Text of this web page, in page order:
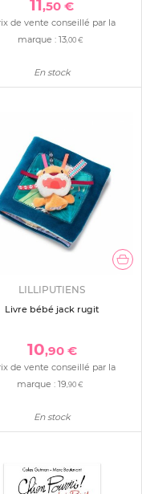
11,50 €
de vente conseillé par la
marque : 13,00 €
En stock
LILLIPUTIENS
Livre bébé jack rugit
10,90 €
de vente conseillé par la
marque :19,90 €
En stock